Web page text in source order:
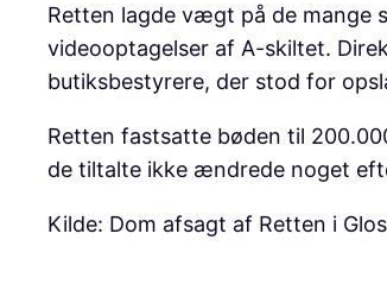
Retten lagde vægt på de mange
videooptagelser af A-skiltet.
butiksbestyrere, der stod for
Retten fastsatte bøden til
de tiltalte ikke ændrede noget
Kilde: Dom afsagt af Retten i